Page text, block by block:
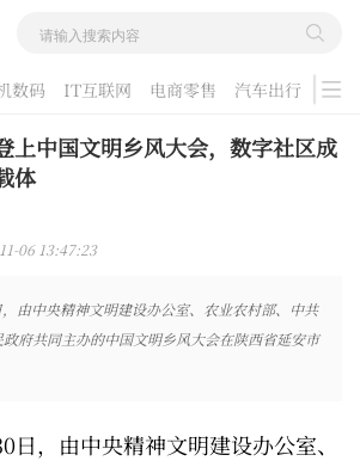
数码 IT互联网 电商零售 汽车出行
游戏
上中国文明乡风大会，数字社区成
体
06 13:47:23
由中央精神文明建设办公室、农业农村部、中共
府共同主办的中国文明乡风大会在陕西省延安市
日，由中央精神文明建设办公室、